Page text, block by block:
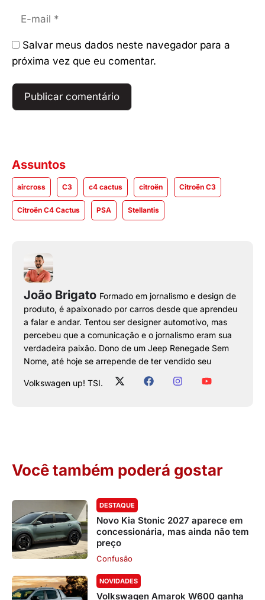
E-
mail
Salvar meus dados neste navegador para a
próxima vez que eu comentar.
Assuntos
aircross C3 c4 cactus citroën Citroën C3
Citroën C4 Cactus PSA Stellantis
João Brigato Formado em jornalismo e design de
produto, é apaixonado por carros desde que aprendeu
a falar e andar. Tentou ser designer automotivo, mas
percebeu que a comunicação e o jornalismo eram sua
verdadeira paixão. Dono de um Jeep Renegade Sem
Nome, até hoje se arrepende de ter vendido seu
Volkswagen up! TSI.
Você também poderá gostar
DESTAQUE
Novo Kia Stonic 2027 aparece em
concessionária, mas ainda não tem
preço
Confusão
NOVIDADES
Volkswagen Amarok W600 ganha